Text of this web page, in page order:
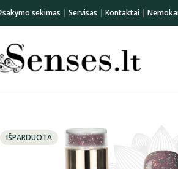
sekimas | Servisas | Kontaktai |
IŠPARDUOTA